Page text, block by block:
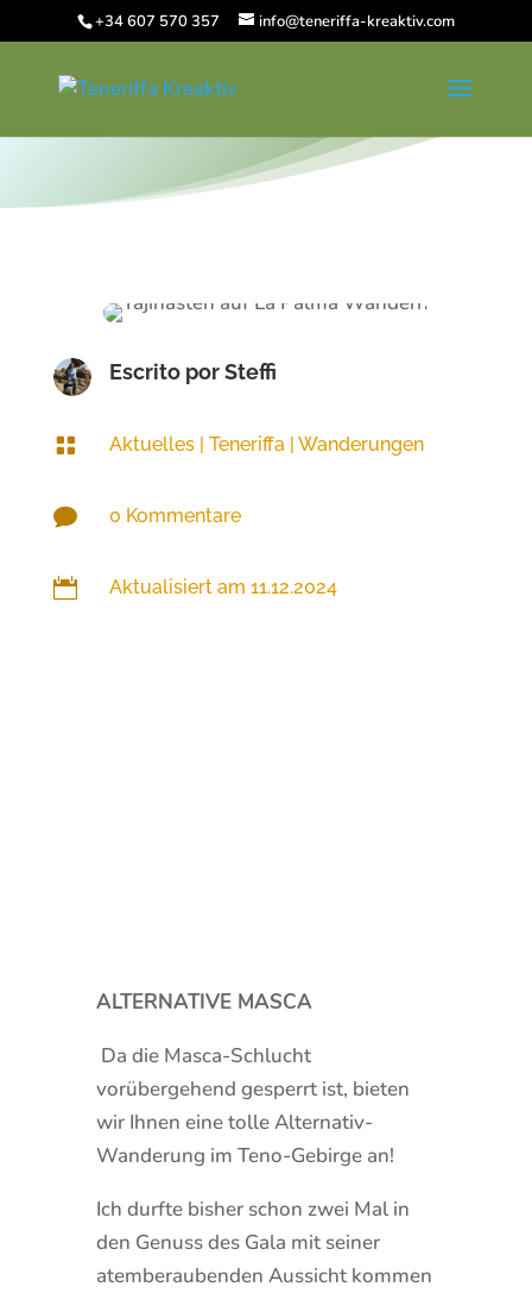
+34 607 570 357 info@teneriffa-kreaktiv.com
Escrito porSteffi
 Aktuelles| Teneriffa | Wanderungen
 0 Kommentare
 Aktualisiert am 11.12.2024
ALTERNATIVE MASCA
Da die Masca-Schlucht
vorübergehend gesperrt ist, bieten
wir Ihnen eine tolle Alternativ-
Wanderung im Teno-Gebirge an!
Ich durfte bisher schon zwei Mal in
den Genuss des Gala mit seiner
atemberaubenden Aussicht kommen